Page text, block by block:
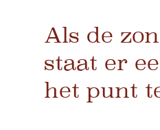
Als de
staat er
het punt